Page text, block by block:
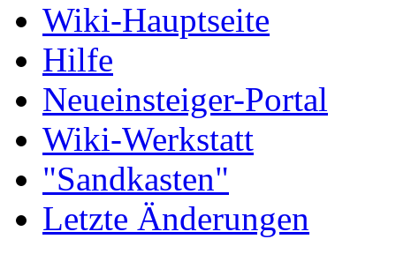
Wiki-Hauptseite
Hilfe
Neueinsteiger-Portal
Wiki-Werkstatt
"Sandkasten"
Letzte Änderungen